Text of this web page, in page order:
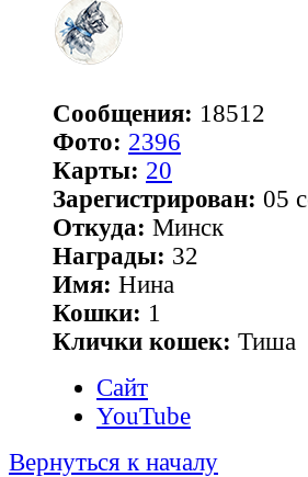
Сообщения: 18512
Фото: 2396
Карты: 20
Зарегистрирован: 05
Откуда: Минск
Награды: 32
Имя: Нина
Кошки: 1
Клички кошек: Тиша
Сайт
YouTube
Вернуться к началу